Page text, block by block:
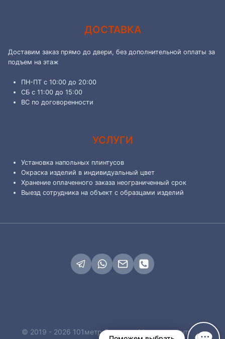
ДОСТАВКА
Доставим заказ прямо до двери, без дополнительной оплаты за
подъем на этаж
ПН-ПТ с 10:00 до 20:00
СБ с 11:00 до 15:00
ВС по договоренности
УСЛУГИ
Установка напольных плинтусов
Окраска изделий в индивидуальный цвет
Хранение оплаченного заказа неограниченный срок
Выезд сотрудника на объект с образцами изделий
© 2019 - 2026 101метр Самара - Магазин плинтусов